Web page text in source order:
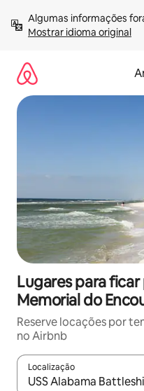
para
Mostrar idioma original
Lugares para
Memorial do
Reserve locações por
no Airbnb
Localização
Quando os resultados